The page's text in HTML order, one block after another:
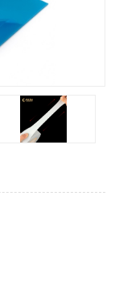
护膜
离膜